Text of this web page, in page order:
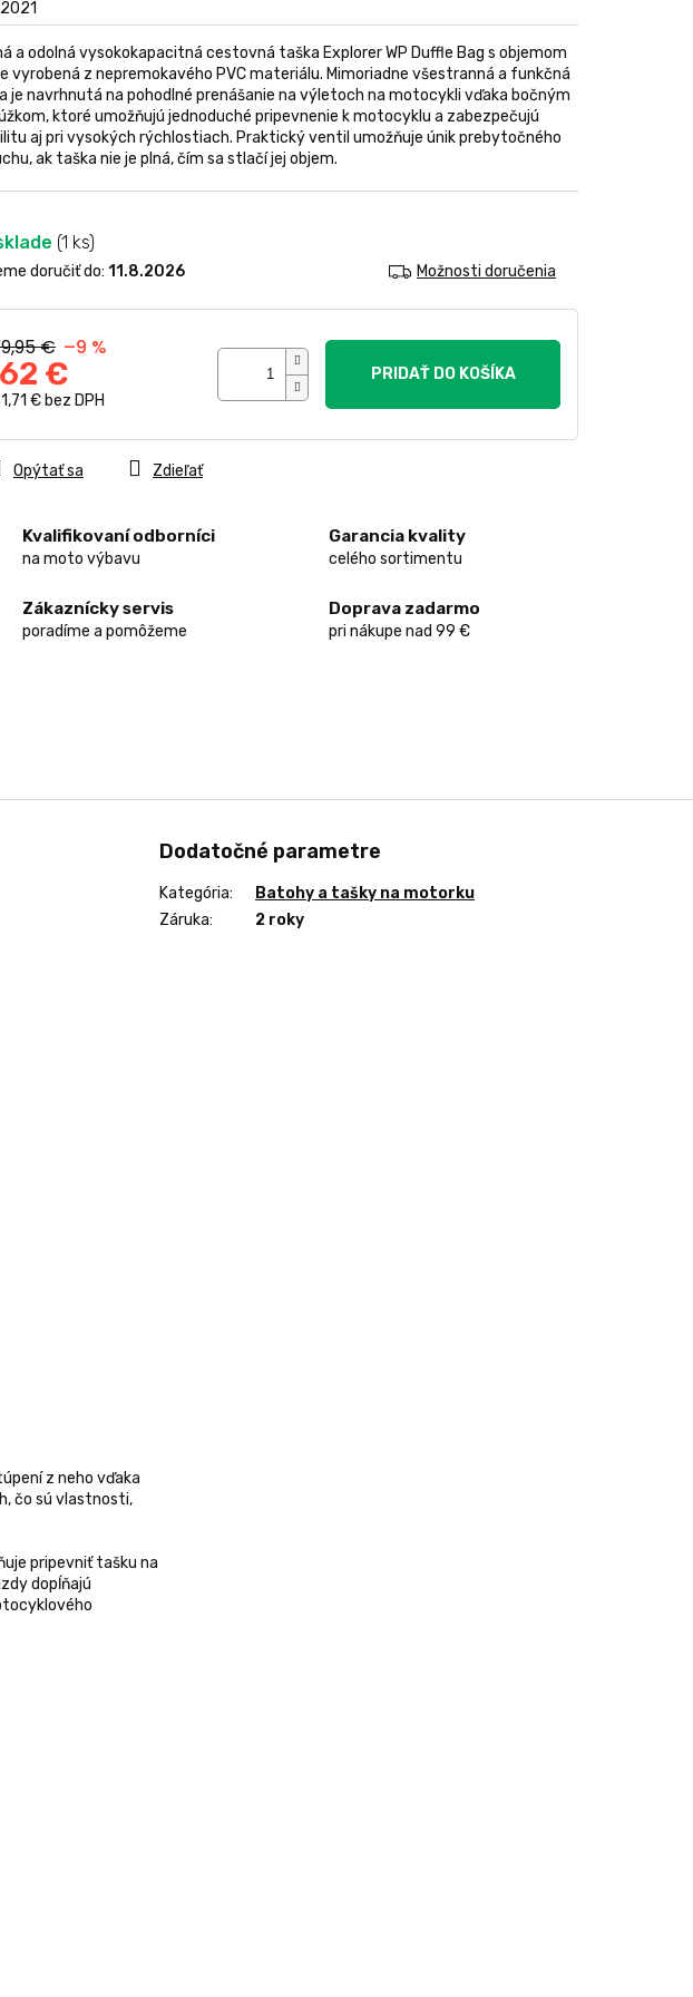
2021
(1 ks)
doručiť do: 11.8.2026 Možnosti doručenia
€ –9 %
€
€ bez DPH
PRIDAŤ DO KOŠÍKA
Kvalifikovaní odborníci
na moto výbavu
Garancia kvality
celého sortimentu
Zákaznícky servis
poradíme a pomôžeme
Doprava zadarmo
pri nákupe nad 99 €
a odolná vysokokapacitná cestovná taška Explorer WP Duffle Bag s objemom
vyrobená z nepremokavého PVC materiálu. Mimoriadne všestranná a funkčná
je navrhnutá na pohodlné prenášanie na výletoch na motocykli vďaka bočným
ktoré umožňujú jednoduché pripevnenie k motocyklu a zabezpečujú
aj pri vysokých rýchlostiach. Praktický ventil umožňuje únik prebytočného
ak taška nie je plná, čím sa stlačí jej objem.
Opýtať sa Zdieľať
z neho vďaka
čo sú vlastnosti,
pripevniť tašku na
dopĺňajú
Dodatočné parametre
Kategória:
Batohy a tašky na motorku
Záruka: 2 roky